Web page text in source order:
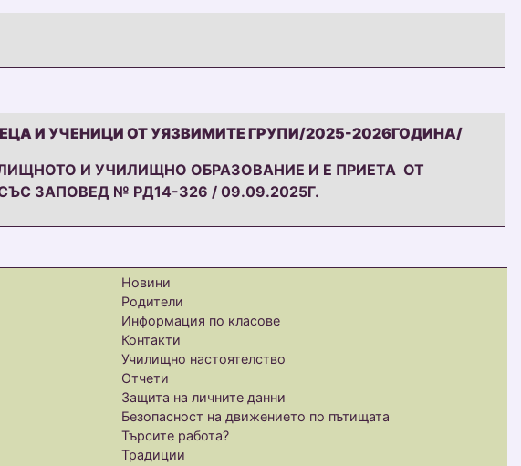
И УЧЕНИЦИ ОТ УЯЗВИМИТЕ ГРУПИ/2025-2026ГОДИНА/
И УЧИЛИЩНО ОБРАЗОВАНИЕ И Е ПРИЕТА ОТ
ЗАПОВЕД № РД14-326 / 09.09.2025Г.
УЧЕНИЦИ ОТ УЯЗВИМИТЕ ГРУПИ/2025-2026ГОДИНА/
Новини
Родители
Информация по класове
Контакти
Училищно настоятелство
Отчети
Защита на личните данни
Безопасност на движението по пътищата
Търсите работа?
Традиции